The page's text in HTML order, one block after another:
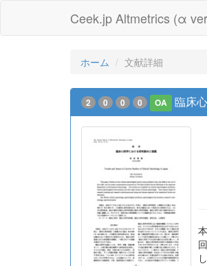
Ceek.jp Altmetrics (α
ホーム 文献詳細
2 0 0 0 OA 臨床